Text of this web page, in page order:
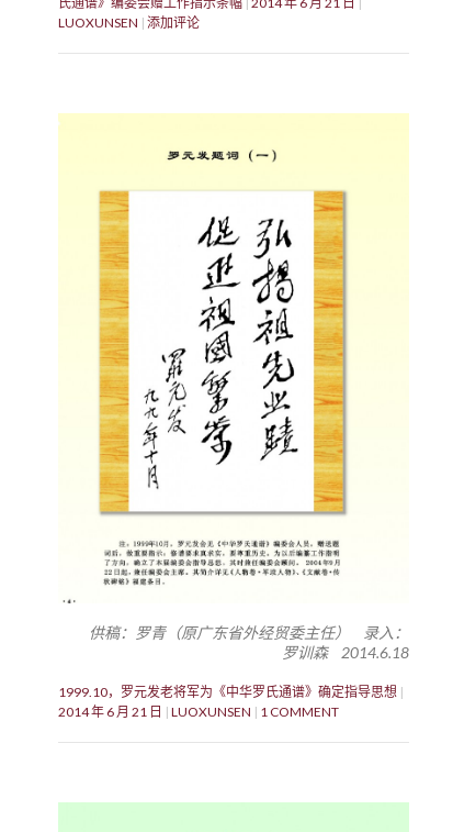
LUOXUNSEN 添加评论
供稿：罗青（原广东省外经贸委主任） 录入：
罗训森 2014.6.18
1999.10，罗元发老将军为《中华罗氏通谱》确定指导思想
2014 年 6 月 21 日
LUOXUNSEN 1 COMMENT